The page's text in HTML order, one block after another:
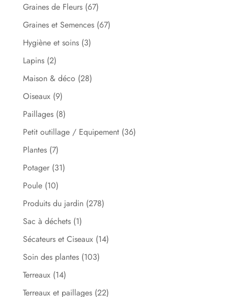
Graines de Fleurs (67)
Graines et Semences (67)
Hygiène et soins (3)
Lapins (2)
Maison & déco (28)
Oiseaux (9)
Paillages (8)
Petit outillage / Equipement (36)
Plantes (7)
Potager (31)
Poule (10)
Produits du jardin (278)
Sac à déchets (1)
Sécateurs et Ciseaux (14)
Soin des plantes (103)
Terreaux (14)
Terreaux et paillages (22)